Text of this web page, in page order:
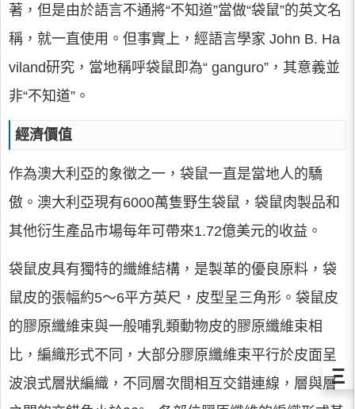
著，但是由於語言不通將“不知道”當做“袋鼠”的英文名
稱，就一直使用。但事實上，經語言學家 John B. Ha
viland研究，當地稱呼袋鼠即為“ ganguro”，其意義並
非“不知道”。
經濟價值
作為澳大利亞的象徵之一，袋鼠一直是當地人的驕
傲。澳大利亞現有6000萬隻野生袋鼠，袋鼠肉製品和
其他衍生產品市場每年可帶來1.72億美元的收益。
袋鼠皮具有獨特的纖維結構，是製革的優良原料，袋
鼠皮的張幅約5～6平方英尺，皮型呈三角形。袋鼠皮
的膠原纖維束與一般哺乳類動物皮的膠原纖維束相
比，編織形式不同，大部分膠原纖維束平行於皮面呈
波浪式層狀編織，不同層次間相互交錯連線，層與層Ξ